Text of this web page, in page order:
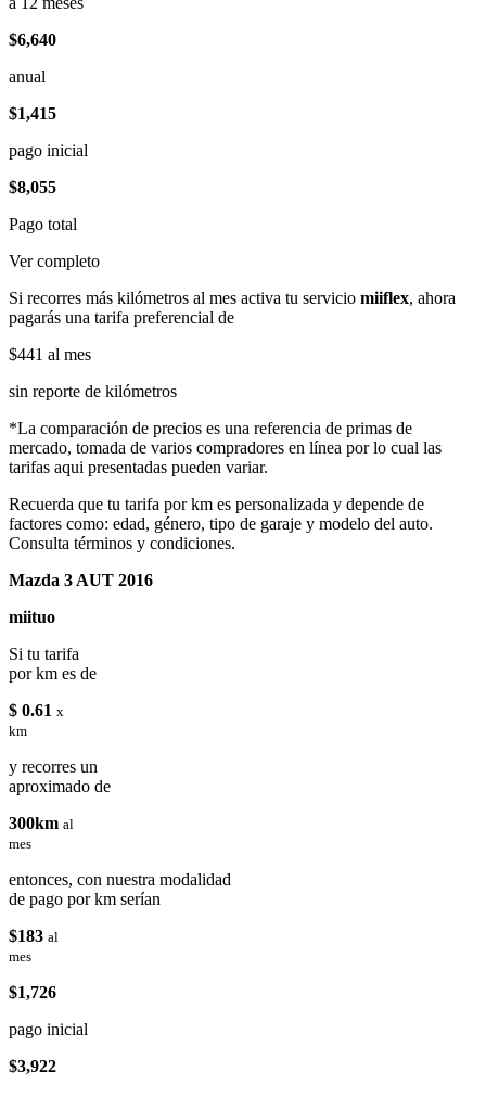
$6,640
anual
$1,415
pago inicial
$8,055
Pago total
Ver completo
Si recorres más kilómetros al mes activa tu servicio miiflex, ahora
pagarás una tarifa preferencial de
$441 al mes
sin reporte de kilómetros
*La comparación de precios es una referencia de primas de
mercado, tomada de varios compradores en línea por lo cual las
tarifas aqui presentadas pueden variar.
Recuerda que tu tarifa por km es personalizada y depende de
factores como: edad, género, tipo de garaje y modelo del auto.
Consulta términos y condiciones.
Mazda 3 AUT 2016
miituo
Si tu tarifa
por km es de
$ 0.61 x
km
y recorres un
aproximado de
300km al
mes
entonces, con nuestra modalidad
de pago por km serían
$183 al
mes
$1,726
pago inicial
$3,922